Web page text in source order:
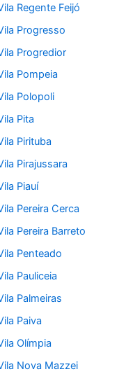
Regente Feijó
Progresso
Progredior
Pompeia
Polopoli
Pita
Pirituba
Pirajussara
Piauí
Pereira Cerca
Pereira Barreto
Penteado
Pauliceia
Palmeiras
Paiva
Olímpia
Nova Mazzei